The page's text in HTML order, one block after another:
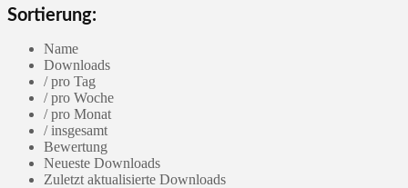
Sortierung:
Name
Downloads
/ pro Tag
/ pro Woche
/ pro Monat
/ insgesamt
Bewertung
Neueste Downloads
Zuletzt aktualisierte Downloads